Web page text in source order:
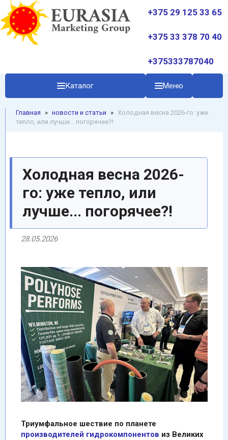
+375 29 125 33 65
+375 33 378 70 40
+375333787040
Каталог Меню
Главная » новости и статьи » Холодная весна 2026-го: уже
тепло, или лучше... погорячее?!
Холодная весна 2026-
го: уже тепло, или
лучше... погорячее?!
28.05.2026
Триумфальное шествие по планете
производителей гидрокомпонентов из Великих